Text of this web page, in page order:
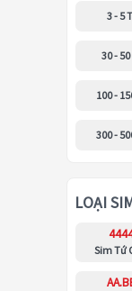
3 - 5
30 -
100 -
300 -
LOẠI
Sim Tứ